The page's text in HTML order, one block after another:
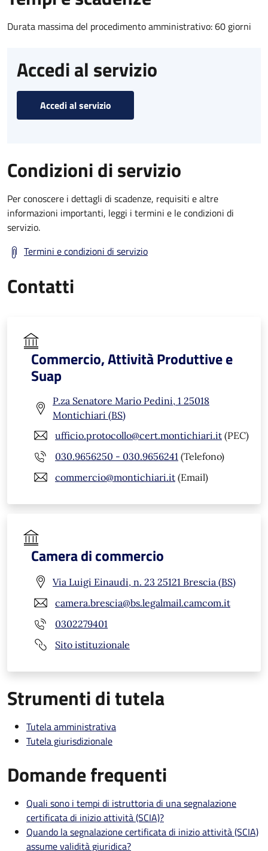
Durata massima del procedimento amministrativo: 60 giorni
Accedi al servizio
Accedi al servizio
Condizioni di servizio
Per conoscere i dettagli di scadenze, requisiti e altre
informazioni importanti, leggi i termini e le condizioni di
servizio.
Termini e condizioni di servizio
Contatti
Commercio, Attività Produttive e
Suap
P.za Senatore Mario Pedini, 1 25018
Montichiari (BS)
ufficio.protocollo@cert.montichiari.it (PEC)
030.9656250 - 030.9656241 (Telefono)
commercio@montichiari.it (Email)
Camera di commercio
Via Luigi Einaudi, n. 23 25121 Brescia (BS)
camera.brescia@bs.legalmail.camcom.it
0302279401
Sito istituzionale
Strumenti di tutela
Tutela amministrativa
Tutela giurisdizionale
Domande frequenti
Quali sono i tempi di istruttoria di una segnalazione
certificata di inizio attività (SCIA)?
Quando la segnalazione certificata di inizio attività (SCIA)
assume validità giuridica?